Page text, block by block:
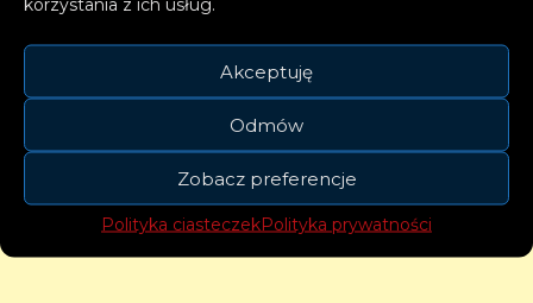
Akceptuję
Odmów
Zobacz preferencje
Polityka ciasteczekPolityka prywatności
spokój i lekkość wynikające z zebranych już
wcześniej doświadczeń.